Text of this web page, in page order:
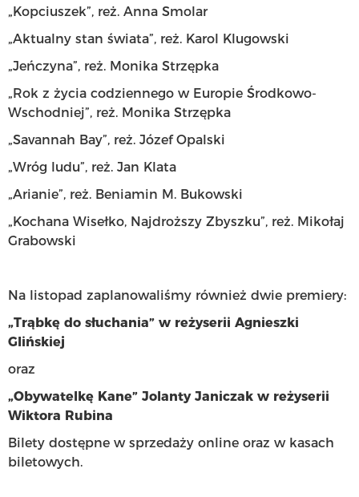
„Kopciuszek”, reż. Anna Smolar
„Aktualny stan świata”, reż. Karol Klugowski
„Jeńczyna”, reż. Monika Strzępka
„Rok z życia codziennego w Europie Środkowo-
Wschodniej”, reż. Monika Strzępka
„Savannah Bay”, reż. Józef Opalski
„Wróg ludu”, reż. Jan Klata
„Arianie”, reż. Beniamin M. Bukowski
„Kochana Wisełko, Najdroższy Zbyszku”, reż. Mikołaj
Grabowski
Na listopad zaplanowaliśmy również dwie premiery:
„Trąbkę do słuchania” w reżyserii Agnieszki
Glińskiej
oraz
„Obywatelkę Kane” Jolanty Janiczak w reżyserii
Wiktora Rubina
Bilety dostępne w sprzedaży online oraz w kasach
biletowych.